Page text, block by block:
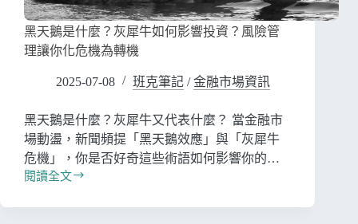
黑天鵝是什麼？灰犀牛如何影響投資？風險管
理讓你化危機為轉機
2025-07-08 班克筆記 /金融市場資訊
黑天鵝是什麼？灰犀牛又代表什麼？ 當金融市
場動盪，新聞頻提「黑天鵝效應」與「灰犀牛
危機」，你是否好奇這些術語如何影響你的…
閱讀全文